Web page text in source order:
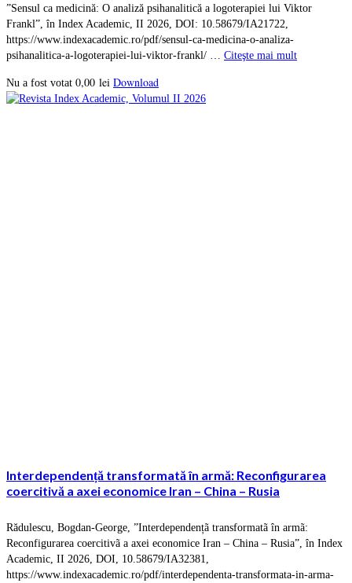
”Sensul ca medicină: O analiză psihanalitică a logoterapiei lui Viktor
Frankl”, în Index Academic, II 2026, DOI: 10.58679/IA21722,
https://www.indexacademic.ro/pdf/sensul-ca-medicina-o-analiza-
psihanalitica-a-logoterapiei-lui-viktor-frankl/ … Citeşte mai mult
Nu a fost votat 0,00 lei Download
Interdependență transformată în armă: Reconfigurarea
coercitivă a axei economice Iran – China – Rusia
Rădulescu, Bogdan-George, ”Interdependențã transformatã în armã:
Reconfigurarea coercitivã a axei economice Iran – China – Rusia”, în Index
Academic, II 2026, DOI, 10.58679/IA32381,
https://www.indexacademic.ro/pdf/interdependenta-transformata-in-arma-